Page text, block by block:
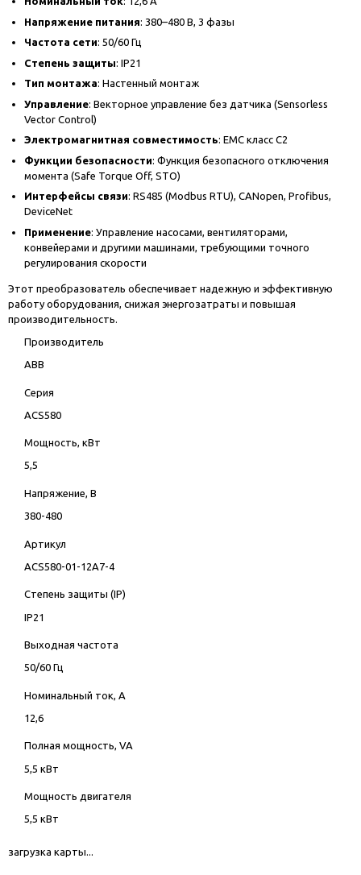
Напряжение питания: 380–480 В, 3 фазы
Частота сети: 50/60 Гц
Степень защиты: IP21
Тип монтажа: Настенный монтаж
Управление: Векторное управление без датчика (Sensorless
Vector Control)
Электромагнитная совместимость: EMC класс C2
Функции безопасности: Функция безопасного отключения
момента (Safe Torque Off, STO)
Интерфейсы связи: RS485 (Modbus RTU), CANopen, Profibus,
DeviceNet
Применение: Управление насосами, вентиляторами,
конвейерами и другими машинами, требующими точного
регулирования скорости
Этот преобразователь обеспечивает надежную и эффективную
работу оборудования, снижая энергозатраты и повышая
производительность.
Производитель
ABB
Серия
ACS580
Мощность, кВт
5,5
Напряжение, В
380-480
Артикул
ACS580-01-12A7-4
Степень защиты (IP)
IP21
Выходная частота
50/60 Гц
Номинальный ток, А
12,6
Полная мощность, VA
5,5 кВт
Мощность двигателя
5,5 кВт
загрузка карты...